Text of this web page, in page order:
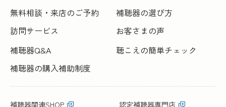
無料相談・来店のご予約
補聴器の選び方
訪問サービス
お客さまの声
補聴器Q&A
聴こえの簡単チェック
補聴器の購入補助制度
補聴器関連SHOP 認定補聴器専門店